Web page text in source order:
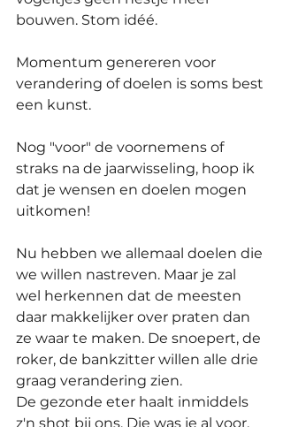
bouwen. Stom idéé.
Momentum genereren voor
verandering of doelen is soms best
een kunst.
Nog "voor" de voornemens of
straks na de jaarwisseling, hoop ik
dat je wensen en doelen mogen
uitkomen!
Nu hebben we allemaal doelen die
we willen nastreven. Maar je zal
wel herkennen dat de meesten
daar makkelijker over praten dan
ze waar te maken. De snoepert, de
roker, de bankzitter willen alle drie
graag verandering zien.
De gezonde eter haalt inmiddels
z'n shot bij ons. Die was je al voor.